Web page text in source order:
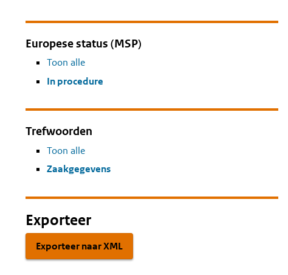
Europese status (MSP)
Toon alle
In procedure
Trefwoorden
Toon alle
Zaakgegevens
Exporteer
Exporteer naar XML